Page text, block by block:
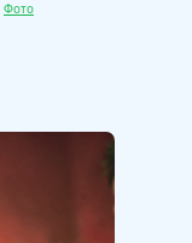
Фото